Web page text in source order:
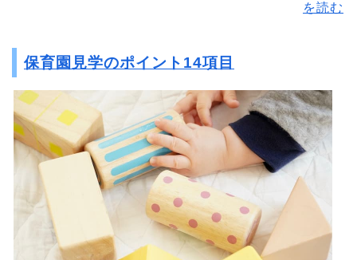
を読む
保育園見学のポイント14項目